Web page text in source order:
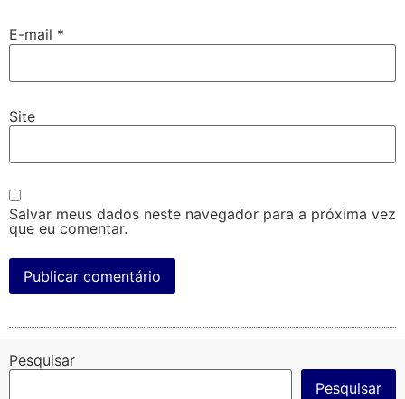
E-mail *
Site
Salvar meus dados neste navegador para a próxima vez
que eu comentar.
Pesquisar
Pesquisar